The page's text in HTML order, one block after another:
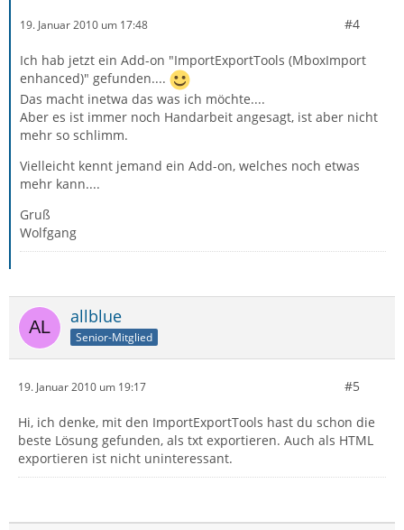
19. Januar 2010 um 17:48 #4
Ich hab jetzt ein Add-on "ImportExportTools (MboxImport
enhanced)" gefunden....
Das macht inetwa das was ich möchte....
Aber es ist immer noch Handarbeit angesagt, ist aber nicht
mehr so schlimm.
Vielleicht kennt jemand ein Add-on, welches noch etwas
mehr kann....
Gruß
Wolfgang
allblue
Senior-Mitglied
19. Januar 2010 um 19:17 #5
Hi, ich denke, mit den ImportExportTools hast du schon die
beste Lösung gefunden, als txt exportieren. Auch als HTML
exportieren ist nicht uninteressant.